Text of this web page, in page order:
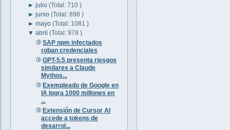
►julio(Total: 710 )
►junio(Total: 898 )
►mayo(Total: 1081 )
▼abril(Total: 978 )
SAP npm infectados
roban credenciales
GPT-5.5 presenta riesgos
similares a Claude
Mythos...
Exempleado de Google en
IA logra 1000 millones en
...
Extensión de Cursor AI
accede a tokens de
desarrol...